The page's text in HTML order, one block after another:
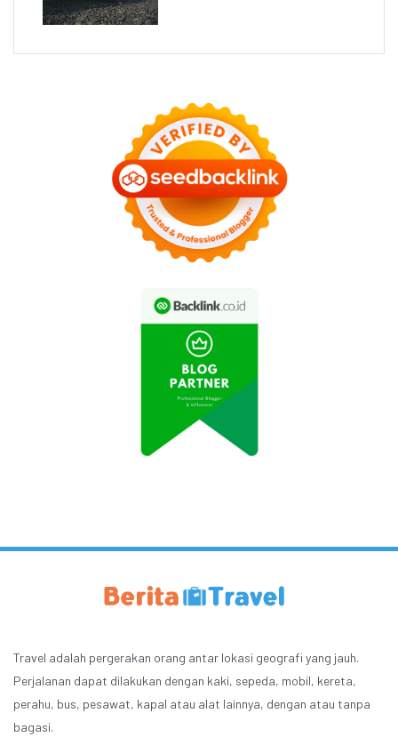
Travel adalah pergerakan orang antar lokasi geografi yang jauh.
Perjalanan dapat dilakukan dengan kaki, sepeda, mobil, kereta,
perahu, bus, pesawat, kapal atau alat lainnya, dengan atau tanpa
bagasi.